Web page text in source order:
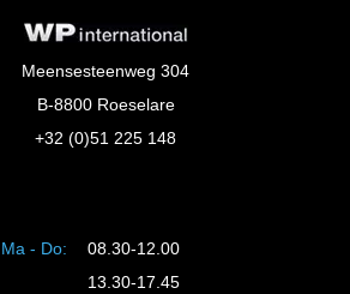
Meensesteenweg 304
B-8800 Roeselare
+32 (0)51 225 148
Ma - Do:
08.30-12.00
13.30-17.45